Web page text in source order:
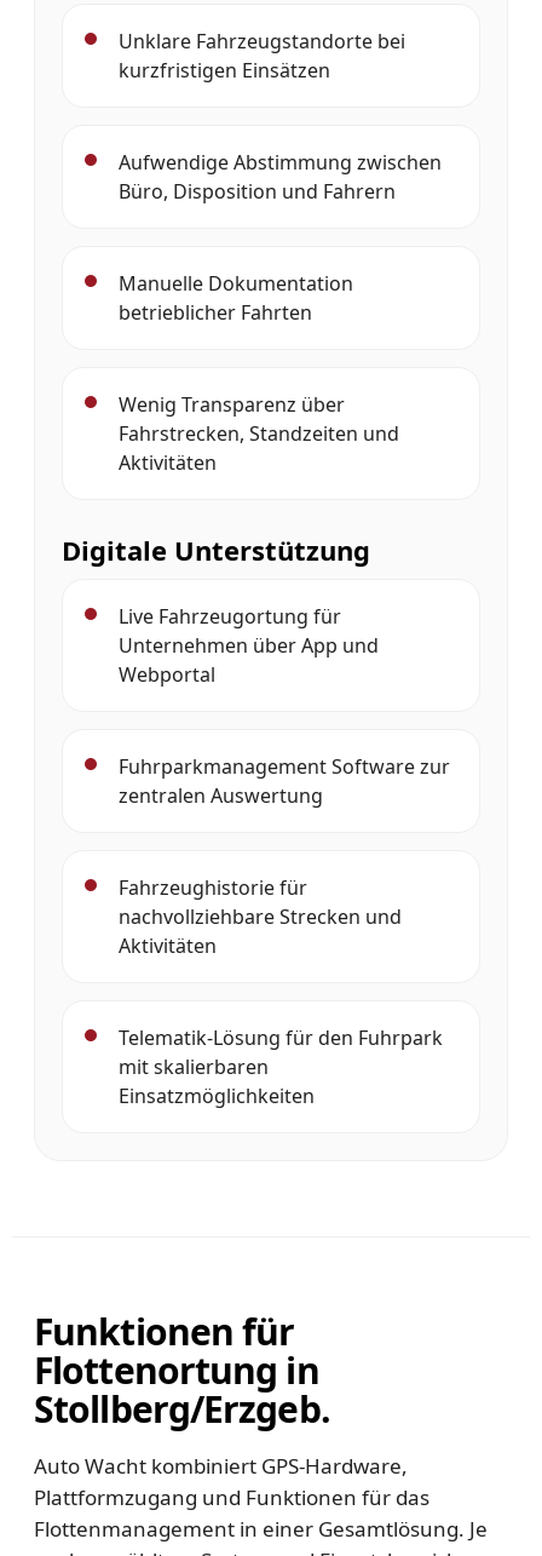
Unklare Fahrzeugstandorte bei
kurzfristigen Einsätzen
Aufwendige Abstimmung zwischen
Büro, Disposition und Fahrern
Manuelle Dokumentation
betrieblicher Fahrten
Wenig Transparenz über
Fahrstrecken, Standzeiten und
Aktivitäten
Digitale Unterstützung
Live Fahrzeugortung für
Unternehmen über App und
Webportal
Fuhrparkmanagement Software zur
zentralen Auswertung
Fahrzeughistorie für
nachvollziehbare Strecken und
Aktivitäten
Telematik-Lösung für den Fuhrpark
mit skalierbaren
Einsatzmöglichkeiten
Funktionen für
Flottenortung in
Stollberg/Erzgeb.
Auto Wacht kombiniert GPS-Hardware,
Plattformzugang und Funktionen für das
Flottenmanagement in einer Gesamtlösung. Je